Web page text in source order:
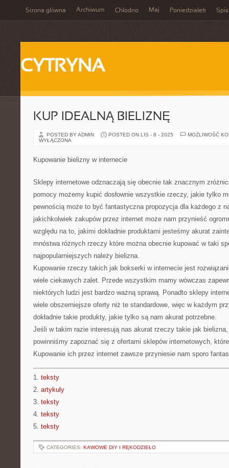
Strona główna Archiwum Chłodno Maj Poniedziałek Spis
CYTRYNA
KUP IDEALNĄ BIELIZNĘ
POSTED BY ADMIN POSTED ON LIS - 8 - 2025
MOŻLIWOŚĆ
WYŁĄCZONA
Kupowanie bielizny w internecie
Sklepy internetowe odznaczają się obecnie tak znacznym
pomocy możemy kupić dosłownie wszystkie rzeczy, jakie tylko
pewnością może to być fantastyczna propozycja dla każdego z
jakichkolwiek zakupów przez internet może nam przynieść
względu na to, jakimi dokładnie produktami jesteśmy akurat
mnóstwa różnych rzeczy które można obecnie kupować w taki
najpopularniejszych należy bielizna.
Kupowanie rzeczy takich jak bokserki w internecie jest
wiele ciekawych zalet. Przede wszystkim mamy wówczas
niektórych ludzi jest bardzo ważną sprawą. Ponadto sklepy
wiele obszerniejsze oferty niż te standardowe, więc w każdym
dokładnie takie produkty, jakie tylko są nam akurat potrzebne.
Jeśli w takim razie interesują nas akurat rzeczy takie jak
powinniśmy zapoznać się z ofertami sklepów internetowych,
Kupowanie ich przez internet zawsze przyniesie nam sporo
1. teksty
2. artykuly
3. teksty
4. teksty
5. teksty
CATEGORIES: KAWOWE DIY I RĘKODZIEŁO